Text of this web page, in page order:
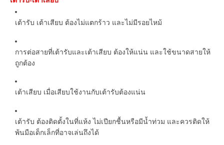
เต้ารับ เต้าเสียบ ต้องไม่แตกร้าว และไม่มีรอยไหม้
การต่อสายที่เต้ารับและเต้าเสียบ ต้องให้แน่น และใช้ขนาดสายให้
ถูกต้อง
เต้าเสียบ เมื่อเสียบใช้งานกับเต้ารับต้องแน่น
เต้ารับ ต้องติดตั้งในที่แห้ง ไม่เปียกชื้นหรือมีน้ำท่วม และควรติดให้
พ้นมือเด็กเล็กที่อาจเล่นถึงได้